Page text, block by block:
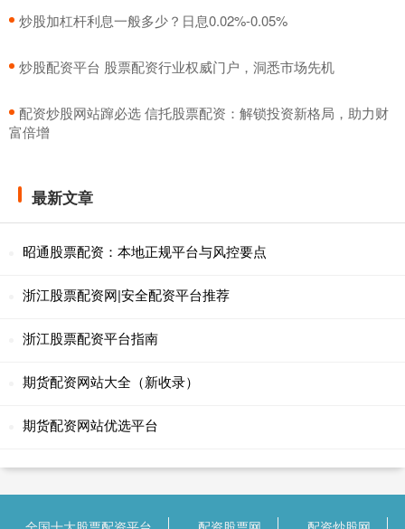
​炒股加杠杆利息一般多少？日息0.02%-0.05%
​炒股配资平台 股票配资行业权威门户，洞悉市场先机
​配资炒股网站蹿必选 信托股票配资：解锁投资新格局，助力财
富倍增
最新文章
昭通股票配资：本地正规平台与风控要点
浙江股票配资网|安全配资平台推荐
浙江股票配资平台指南
期货配资网站大全（新收录）
期货配资网站优选平台